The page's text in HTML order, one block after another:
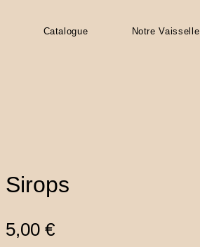
Catalogue Notre Vaisselle
Sirops
5,00 €Prix